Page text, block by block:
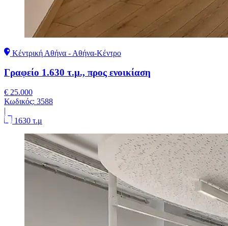
Κέντρική Αθήνα - Αθήνα-Κέντρο
Γραφείο 1.630 τ.μ., προς ενοικίαση
€ 25.000
Κωδικός: 3588
|
1630 τ.μ